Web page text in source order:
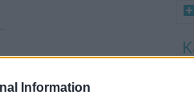
Information